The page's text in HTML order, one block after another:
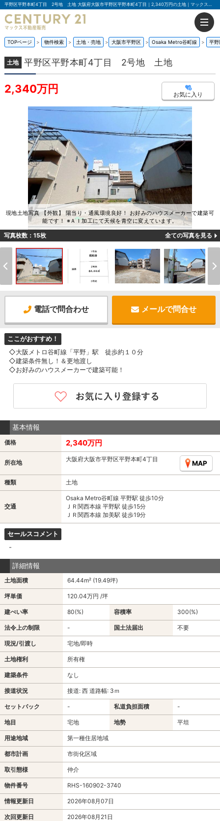
TOPページ 物件検索 土地・売地 大阪市平野区 Osaka Metro谷町線 平
土地 平野区平野本町4丁目 2号地 土地
2,340万円 お気に入り
現地土地写真 【外観】 陽当り・通風環境良好！ お好みのハウスメーカーで建築可
能です！ ※ＡＩ加工にて天候を青空に変えています。
写真枚数：15枚 全ての写真を見る
電話で問合わせ メールで問合せ
ここがおすすめ！
◇大阪メトロ谷町線「平野」駅 徒歩約１０分
◇建築条件無し！＆更地渡し
◇お好みのハウスメーカーで建築可能！
基本情報
価格 2,340万円
所在地 大阪府大阪市平野区平野本町4丁目
MAP
種類 土地
交通
Osaka Metro谷町線 平野駅 徒歩10分
ＪＲ関西本線 平野駅 徒歩15分
ＪＲ関西本線 加美駅 徒歩19分
セールスコメント
-
詳細情報
土地面積 64.44m² (19.49坪)
坪単価 120.04万円 /坪
建ぺい率 80(%) 容積率 300(%)
法令上の制限 - 国土法届出 不要
現況/引渡し 宅地/即時
土地権利 所有権
建築条件 なし
接道状況 接道: 西 道路幅: 3ｍ
セットバック - 私道負担面積 -
地目 宅地 地勢 平坦
用途地域 第一種住居地域
都市計画 市街化区域
取引態様 仲介
物件番号 RHS-160902-3740
情報更新日 2026年08月07日
次回更新日
2026年08月21日